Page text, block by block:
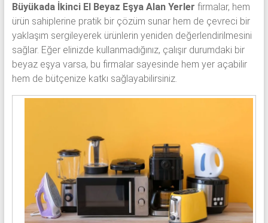
Büyükada İkinci El Beyaz Eşya Alan Yerler firmalar, hem
ürün sahiplerine pratik bir çözüm sunar hem de çevreci bir
yaklaşım sergileyerek ürünlerin yeniden değerlendirilmesini
sağlar. Eğer elinizde kullanmadığınız, çalışır durumdaki bir
beyaz eşya varsa, bu firmalar sayesinde hem yer açabilir
hem de bütçenize katkı sağlayabilirsiniz.